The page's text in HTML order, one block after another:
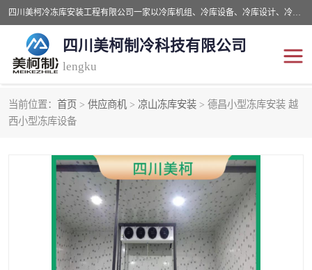
四川美柯冷冻库安装工程有限公司一家以冷库机组、冷库设备、冷库设计、冷冻库设备销售、冷库安装、冻库安装价格及技术服务为一体的综合企业，咨询热线：同等设备材料优惠10% 。公司各种类型安装组合式冷库、冷冻库、冷藏库、气调保鲜库、并提供成套设备供应、安装与调试、维护与维修、技术咨询、操作维修人员技术培训等
四川美柯制冷科技有限公司
lengku
当前位置： 首页 > 供应商机 > 凉山冻库安装 > 德昌小型冻库安装 越
西小型冻库设备
冷库安装，冷库价格
成都冻库，成都冻库价格 绵阳冻库,绵阳保鲜冷库
德阳冻库安装，德阳冷库 广元冻库安装,广元冻库造
价
南充冻库设计,南充冻库安 遂宁冻库
资阳冻库，资阳冻库安装 泸州冻库，泸州冷库